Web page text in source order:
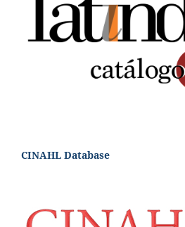
CINAHL Database